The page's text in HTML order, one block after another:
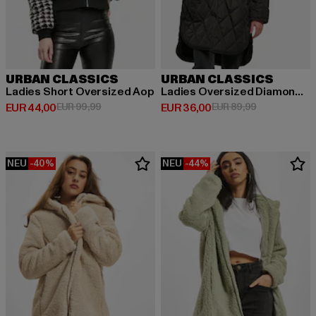
URBAN CLASSICS
Ladies Short Oversized Aop
EUR 44,00
Derzeitiger Preis: EUR 44,00
EUR 99,99Aktionspreis: EUR 99,99
URBAN CLASSICS
Ladies Oversized Diamond Quilted
EUR 36,00
Derzeitiger Preis: EUR 36,00
EUR 89,99Aktionspreis:
NEU -40% NEU -44%